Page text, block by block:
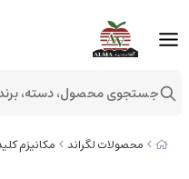
محصولات لگراند مکانیزم
جستجوی محصول، دسته،